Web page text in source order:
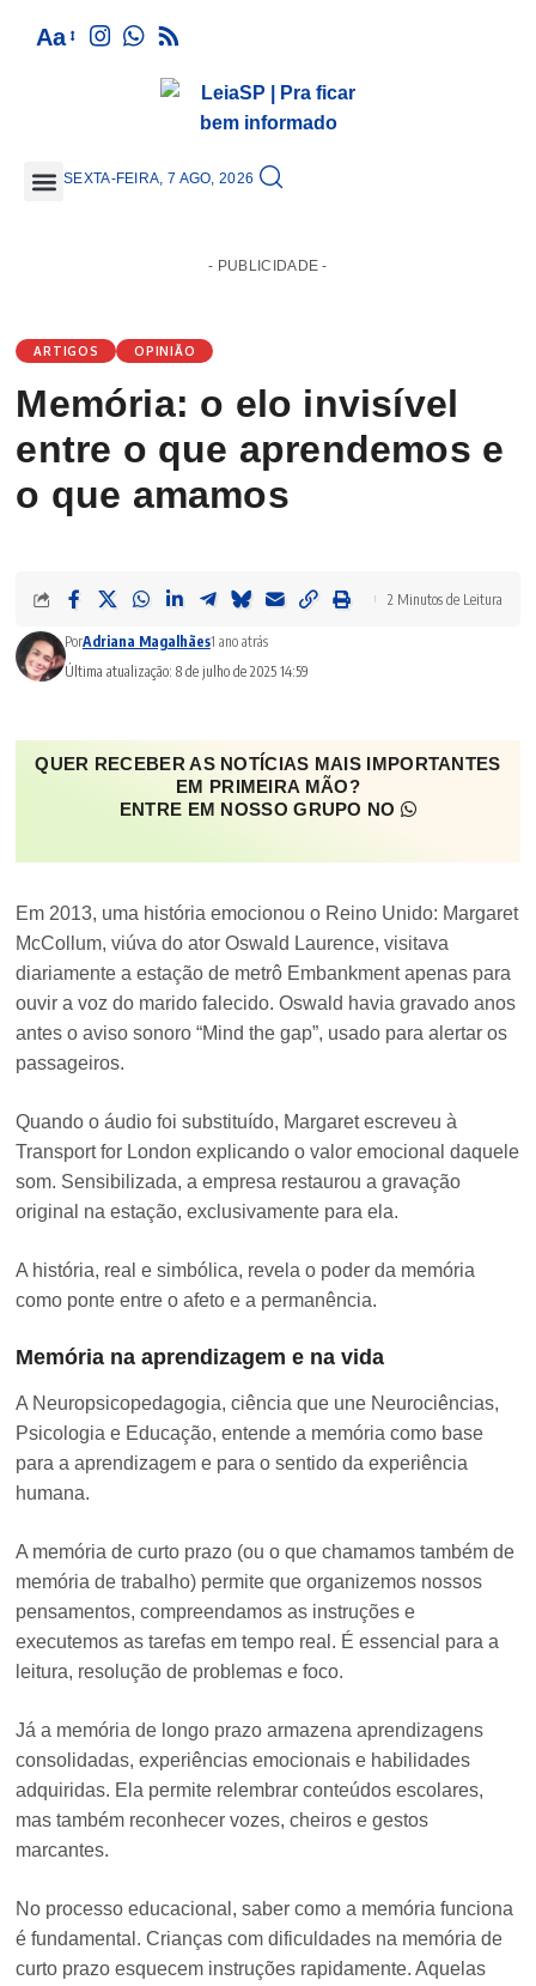
Aa
SEXTA-FEIRA, 7 AGO, 2026
- PUBLICIDADE -
ARTIGOS OPINIÃO
Memória: o elo invisível
entre o que aprendemos e
o que amamos
Última atualização: 8 de julho de 2025 14:59
PorAdriana Magalhães1 ano atrás
2 Minutos de Leitura
QUER RECEBER AS NOTÍCIAS MAIS IMPORTANTES
EM PRIMEIRA MÃO?
ENTRE EM NOSSO GRUPO NO
Em 2013, uma história emocionou o Reino Unido: Margaret
McCollum, viúva do ator Oswald Laurence, visitava
diariamente a estação de metrô Embankment apenas para
ouvir a voz do marido falecido. Oswald havia gravado anos
antes o aviso sonoro “Mind the gap”, usado para alertar os
passageiros.
Quando o áudio foi substituído, Margaret escreveu à
Transport for London explicando o valor emocional daquele
som. Sensibilizada, a empresa restaurou a gravação
original na estação, exclusivamente para ela.
A história, real e simbólica, revela o poder da memória
como ponte entre o afeto e a permanência.
Memória na aprendizagem e na vida
A Neuropsicopedagogia, ciência que une Neurociências,
Psicologia e Educação, entende a memória como base
para a aprendizagem e para o sentido da experiência
humana.
A memória de curto prazo (ou o que chamamos também de
memória de trabalho) permite que organizemos nossos
pensamentos, compreendamos as instruções e
executemos as tarefas em tempo real. É essencial para a
leitura, resolução de problemas e foco.
Já a memória de longo prazo armazena aprendizagens
consolidadas, experiências emocionais e habilidades
adquiridas. Ela permite relembrar conteúdos escolares,
mas também reconhecer vozes, cheiros e gestos
marcantes.
No processo educacional, saber como a memória funciona
é fundamental. Crianças com dificuldades na memória de
curto prazo esquecem instruções rapidamente. Aquelas